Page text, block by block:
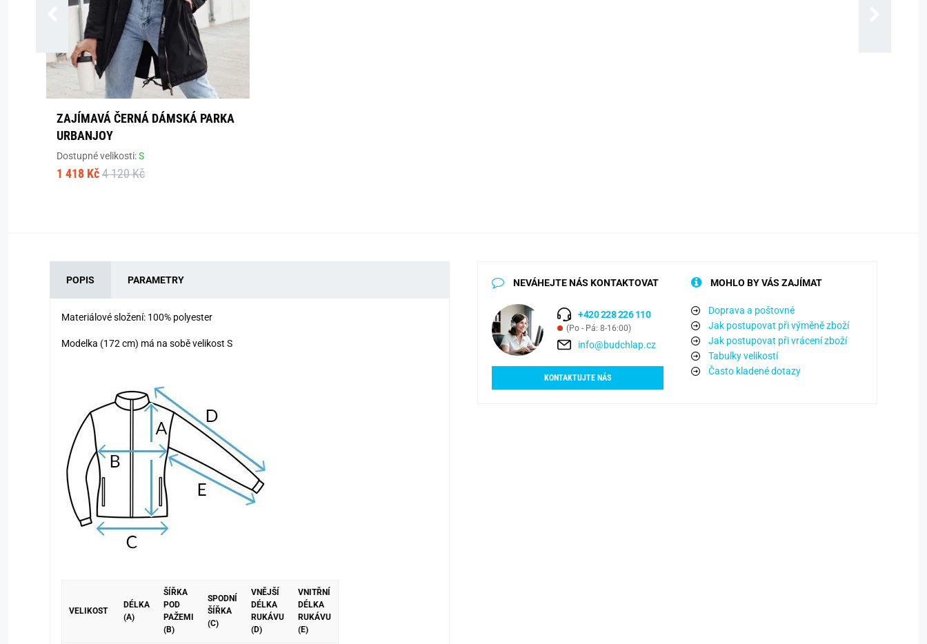
ZAJÍMAVÁ ČERNÁ DÁMSKÁ PARKA
URBANJOY
Dostupné velikosti:S
1 418 Kč 4 120 Kč
POPIS PARAMETRY
Materiálové složení: 100% polyester
Modelka (172 cm) má na sobě velikost S
VELIKOST
DÉLKA
(A)
ŠÍŘKA
POD
PAŽEMI
(B)
SPODNÍ
ŠÍŘKA
(C)
VNĚJŠÍ
DÉLKA
RUKÁVU
(D)
VNITŘNÍ
DÉLKA
RUKÁVU
(E)
NEVÁHEJTE NÁS KONTAKTOVAT
+420 228 226 110
(Po - Pá: 8-16:00)
info@budchlap.cz
KONTAKTUJTE NÁS
MOHLO BY VÁS ZAJÍMAT
Doprava a poštovné
Jak postupovat při výměně zboží
Jak postupovat při vrácení zboží
Tabulky velikostí
Často kladené dotazy